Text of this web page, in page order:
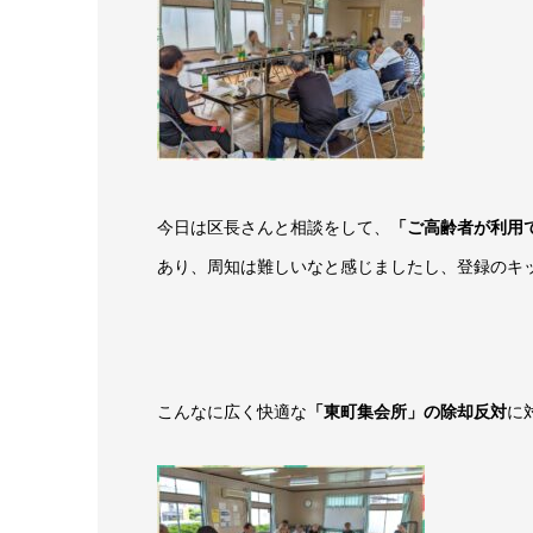
今日は区長さんと相談をして、 「ご高齢者が利
あり、周知は難しいなと感じましたし、登録のキ
こんなに広く快適な 「東町集会所」の除却反対に